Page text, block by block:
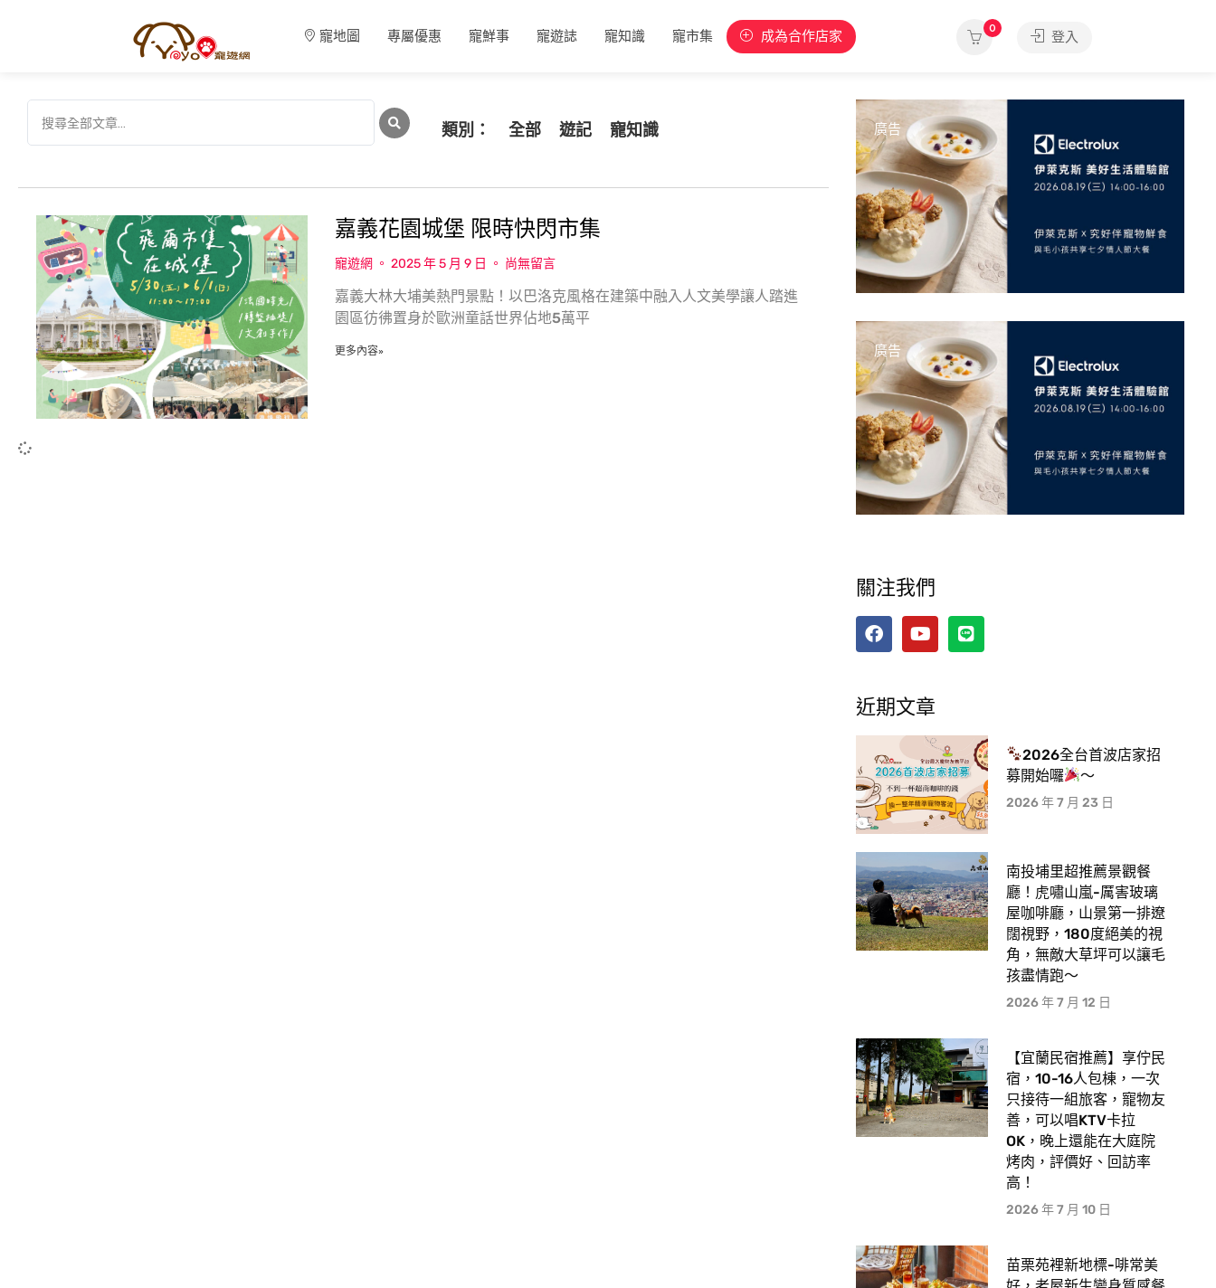
寵地圖 專屬優惠 寵鮮事 寵遊誌 寵知識 寵市集 成為合作店家 0
登入
類別： 全部 遊記 寵知識
嘉義花園城堡 限時快閃市集
寵遊網 2025 年 5 月 9 日 尚無留言
嘉義大林大埔美熱門景點！以巴洛克風格在建築中融入人文美學讓人踏進
園區彷彿置身於歐洲童話世界佔地5萬平
更多內容»
廣告
廣告
關注我們
近期文章
2026全台首波店家招
募開始囉
～
2026 年 7 月 23 日
南投埔里超推薦景觀餐
廳！虎嘯山嵐-厲害玻璃
屋咖啡廳，山景第一排遼
闊視野，180度絕美的視
角，無敵大草坪可以讓毛
孩盡情跑〜
2026 年 7 月 12 日
【宜蘭民宿推薦】享佇民
宿，10-16人包棟，一次
只接待一組旅客，寵物友
善，可以唱KTV卡拉
OK，晚上還能在大庭院
烤肉，評價好、回訪率
高！
2026 年 7 月 10 日
苗栗苑裡新地標-啡常美